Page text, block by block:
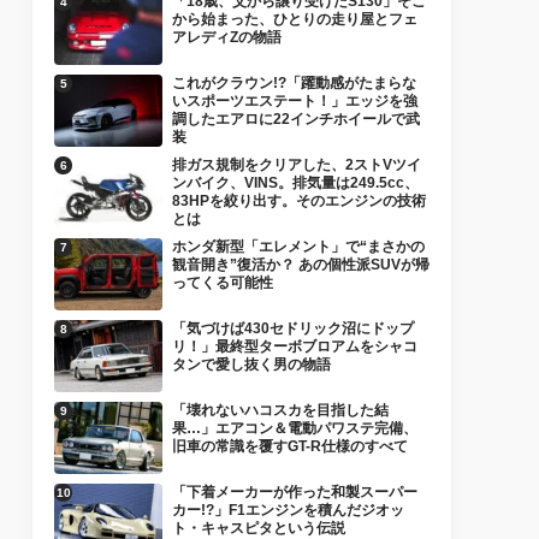
から始まった、ひとりの走り屋とフェ
アレディZの物語
これがクラウン!?「躍動感がたまらな
いスポーツエステート！」エッジを強
調したエアロに22インチホイールで武
装
排ガス規制をクリアした、2ストVツイ
ンバイク、VINS。排気量は249.5cc、
83HPを絞り出す。そのエンジンの技術
とは
ホンダ新型「エレメント」で“まさかの
観音開き”復活か？ あの個性派SUVが帰
ってくる可能性
「気づけば430セドリック沼にドップ
リ！」最終型ターボブロアムをシャコ
タンで愛し抜く男の物語
「壊れないハコスカを目指した結
果…」エアコン＆電動パワステ完備、
旧車の常識を覆すGT-R仕様のすべて
「下着メーカーが作った和製スーパー
カー!?」F1エンジンを積んだジオッ
ト・キャスピタという伝説